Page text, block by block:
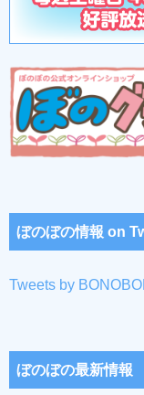
ぼのぼの情報 on
Tweets by
ぼのぼの最新情報